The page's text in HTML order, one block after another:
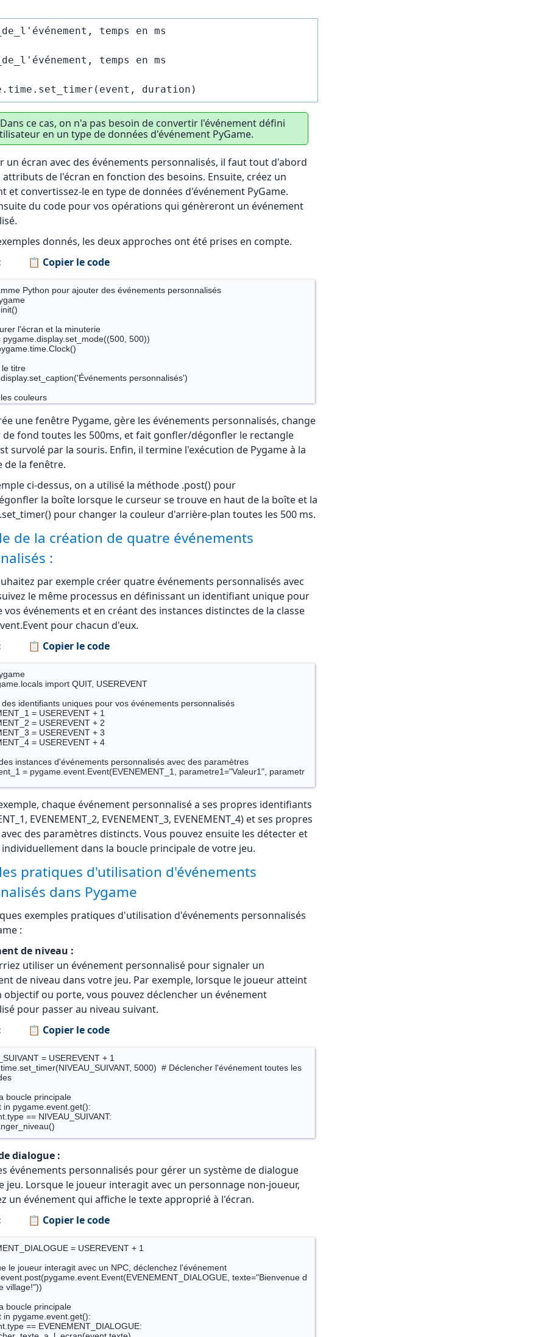
temps en ms
temps en ms
ce cas, on n'a pas besoin de convertir l'événement défini
en un type de données d'événement PyGame.
un écran avec des événements personnalisés, il faut tout d'abord
de l'écran en fonction des besoins. Ensuite, créez un
et convertissez-le en type de données d'événement PyGame.
du code pour vos opérations qui génèreront un événement
donnés, les deux approches ont été prises en compte.
📋 Copier le code
Python pour ajouter des événements personnalisés
l'écran et la minuterie
pygame.display.set_mode((500, 500))
le titre
personnalisés')
couleurs
(255, 255, 255)
= (255, 0, 0)
(0, 255, 0)
0, 255)
une trace de la variable active
= BLANC
utilisateur personnalisé pour changer de couleur
= pygame.USEREVENT + 1
= pygame.USEREVENT + 2
d'un Rectangle
événement pour changer de couleur
500ms
500)
True
:
une fenêtre Pygame, gère les événements personnalisés, change
de fond toutes les 500ms, et fait gonfler/dégonfler le rectangle
survolé par la souris. Enfin, il termine l'exécution de Pygame à la
la fenêtre.
ci-dessus, on a utilisé la méthode .post() pour
la boîte lorsque le curseur se trouve en haut de la boîte et la
pour changer la couleur d'arrière-plan toutes les 500 ms.
de la création de quatre événements
:
par exemple créer quatre événements personnalisés avec
le même processus en définissant un identifiant unique pour
vos événements et en créant des instances distinctes de la classe
pour chacun d'eux.
📋 Copier le code
import QUIT, USEREVENT
identifiants uniques pour vos événements personnalisés
= USEREVENT + 1
= USEREVENT + 2
= USEREVENT + 3
= USEREVENT + 4
instances d'événements personnalisés avec des paramètres
= pygame.event.Event(EVENEMENT_1, parametre1="Valeur1", parametr
= pygame.event.Event(EVENEMENT_2, parametre1="AutreValeur", para
= pygame.event.Event(EVENEMENT_3, parametre1="EncoreUneValeur",
= pygame.event.Event(EVENEMENT_4, parametre1="DerniereValeur", pa
Pygame
la fenêtre
= 800, 600
hauteur))
personnalisés Pygame")
principale
= True
chaque événement personnalisé a ses propres identifiants
EVENEMENT_2, EVENEMENT_3, EVENEMENT_4) et ses propres
des paramètres distincts. Vous pouvez ensuite les détecter et
dans la boucle principale de votre jeu.
pratiques d'utilisation d'événements
dans Pygame
exemples pratiques d'utilisation d'événements personnalisés
:
de niveau :
utiliser un événement personnalisé pour signaler un
de niveau dans votre jeu. Par exemple, lorsque le joueur atteint
objectif ou porte, vous pouvez déclencher un événement
pour passer au niveau suivant.
📋 Copier le code
= USEREVENT + 1
5000)  # Déclencher l'événement toutes les
boucle principale
in pygame.event.get():
dialogue :
événements personnalisés pour gérer un système de dialogue
jeu. Lorsque le joueur interagit avec un personnage non-joueur,
un événement qui affiche le texte approprié à l'écran.
📋 Copier le code
= USEREVENT + 1
le joueur interagit avec un NPC, déclenchez l'événement
texte="Bienvenue d
village!"))
boucle principale
in pygame.event.get():